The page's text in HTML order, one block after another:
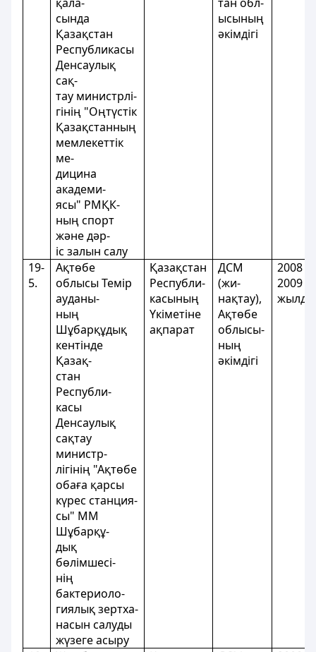
сында
Қазақстан
Республикасы
Денсаулық
сақ-
тау министрлі-
гінің "Оңтүстік
Қазақстанның
мемлекеттік
ме-
дицина
академи-
ясы" РМҚК-
ның спорт
және дәр-
іс залын салу
ысының
әкімдігі
19-
5.
Ақтөбе
облысы Темір
ауданы-
ның
Шұбарқұдық
кентінде
Қазақ-
стан
Республи-
касы
Денсаулық
сақтау
министр-
лігінің "Ақтөбе
обаға қарсы
күрес станция-
сы" ММ
Шұбарқұ-
дық
бөлімшесі-
нің
бактериоло-
гиялық зертха-
насын салуды
жүзеге асыру
Қазақстан
Республи-
касының
Үкіметіне
ақпарат
ДСМ
(жи-
нақтау),
Ақтөбе
облысы-
ның
әкімдігі
2008 -
2009